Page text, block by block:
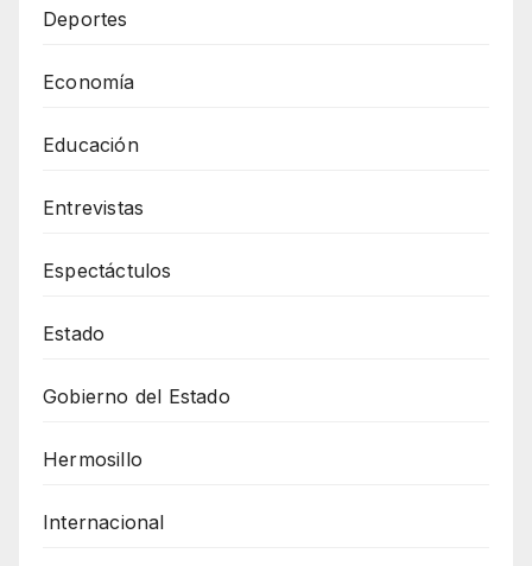
Deportes
Economía
Educación
Entrevistas
Espectáctulos
Estado
Gobierno del Estado
Hermosillo
Internacional